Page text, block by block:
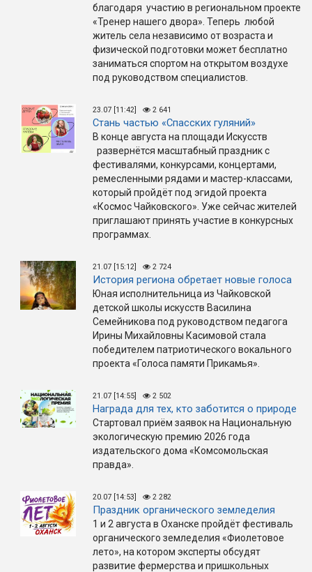
благодаря участию в региональном проекте
«Тренер нашего двора». Теперь любой
житель села независимо от возраста и
физической подготовки может бесплатно
заниматься спортом на открытом воздухе
под руководством специалистов.
23.07 [11:42] 2 641
Стань частью «Спасских гуляний»
В конце августа на площади Искусств
развернётся масштабный праздник с
фестивалями, конкурсами, концертами,
ремесленными рядами и мастер-классами,
который пройдёт под эгидой проекта
«Космос Чайковского». Уже сейчас жителей
приглашают принять участие в конкурсных
программах.
21.07 [15:12] 2 724
История региона обретает новые голоса
Юная исполнительница из Чайковской
детской школы искусств Василина
Семейникова под руководством педагога
Ирины Михайловны Касимовой стала
победителем патриотического вокального
проекта «Голоса памяти Прикамья».
21.07 [14:55] 2 502
Награда для тех, кто заботится о природе
Стартовал приём заявок на Национальную
экологическую премию 2026 года
издательского дома «Комсомольская
правда».
20.07 [14:53] 2 282
Праздник органического земледелия
1 и 2 августа в Оханске пройдёт фестиваль
органического земледелия «Фиолетовое
лето», на котором эксперты обсудят
развитие фермерства и пришкольных